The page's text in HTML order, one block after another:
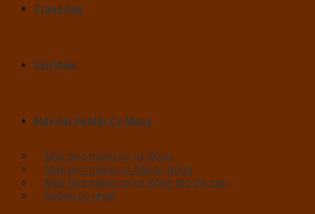
Trang Chủ
Giới thiệu
Máy Cắt Và Máy Co Màng
Máy bọc màng co tự động
Máy bọc màng co bán tự động
Máy bọc màng co tự động tốc độ cao
Buồng co nhiệt